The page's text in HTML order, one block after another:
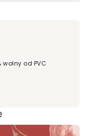
wolny od PVC